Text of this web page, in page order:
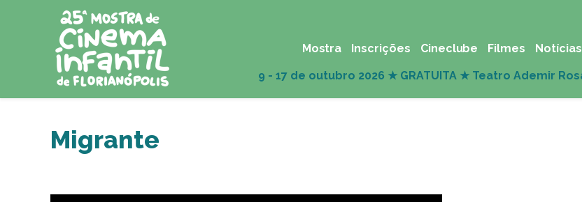
Mostra Inscrições Cineclube Filmes Notícias
Migrante